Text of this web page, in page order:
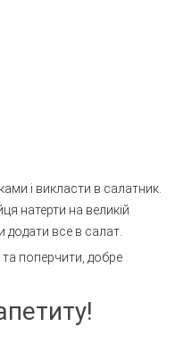
і викласти в салатник.
натерти на великій
додати все в салат.
поперчити, добре